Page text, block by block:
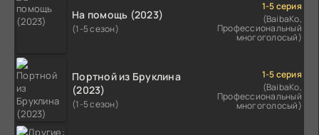
На помощь (2023)
(1-5 сезон)
1-5 серия
(BaibaKo,
Профессиональный
многоголосый)
Портной из Бруклина
(2023)
(1-5 сезон)
1-5 серия
(BaibaKo,
Профессиональный
многоголосый)